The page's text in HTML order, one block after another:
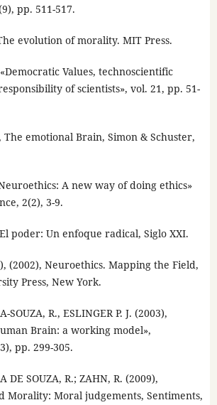
pp. 511-517.
evolution of morality. MIT Press.
Values, technoscientific
of scientists», vol. 21, pp. 51-
The emotional Brain, Simon & Schuster,
A new way of doing ethics»
2(2), 3-9.
poder: Un enfoque radical, Siglo XXI.
(2002), Neuroethics. Mapping the Field,
Press, New York.
SOUZA, R., ESLINGER P. J. (2003),
Brain: a working model»,
pp. 299-305.
DE SOUZA, R.; ZAHN, R. (2009),
Morality: Moral judgements, Sentiments,